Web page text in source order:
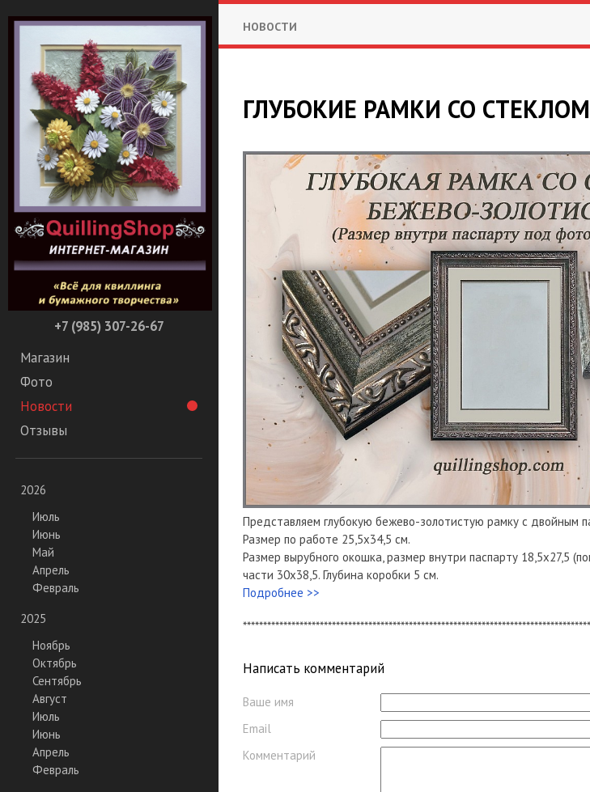
+7 (985) 307-26-67
Магазин
Фото
Новости
Отзывы
2026
Июль
Июнь
Май
Апрель
Февраль
2025
Ноябрь
Октябрь
Сентябрь
Август
Июль
Июнь
Апрель
Февраль
НОВОСТИ
ГЛУБОКИЕ РАМКИ СО
Представляем глубокую бежево-золотистую рамку с двойным
Размер по работе 25,5х34,5 см.
Размер вырубного окошка, размер внутри паспарту 18,5х27,5
части 30х38,5. Глубина коробки 5 см.
Подробнее >>
Написать комментарий
Ваше имя
Email
Комментарий